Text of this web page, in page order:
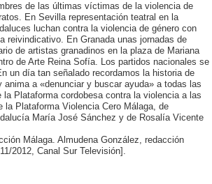
de las últimas víctimas de la violencia de
En Sevilla representación teatral en la
luchan contra la violencia de género con
reivindicativo. En Granada unas jornadas de
de artistas granadinos en la plaza de Mariana
de Arte Reina Sofía. Los partidos nacionales se
un día tan señalado recordamos la historia de
a «denunciar y buscar ayuda» a todas las
Plataforma cordobesa contra la violencia a las
Plataforma Violencia Cero Málaga, de
María José Sánchez y de Rosalía Vicente
Málaga. Almudena González, redacción
2012, Canal Sur Televisión].